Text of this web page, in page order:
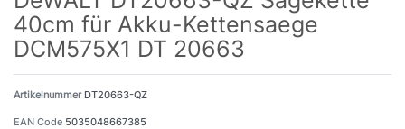
40cm für Akku-Kettensaege
DCM575X1 DT 20663
Artikelnummer DT20663-QZ
EAN Code 5035048667385